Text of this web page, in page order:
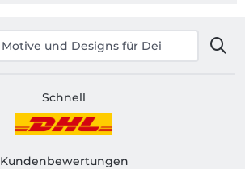
Schnell
Kundenbewertungen